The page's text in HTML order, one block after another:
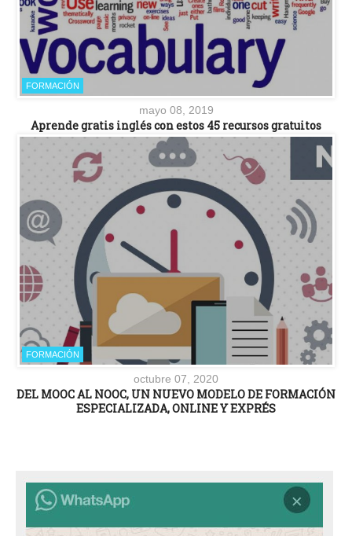
FORMACIÓN
mayo 08, 2019
Aprende gratis inglés con estos 45 recursos gratuitos
FORMACIÓN
octubre 07, 2020
DEL MOOC AL NOOC, UN NUEVO MODELO DE FORMACIÓN
ESPECIALIZADA, ONLINE Y EXPRÉS